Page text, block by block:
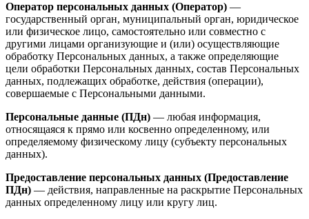
Оператор персональных данных (Оператор) —
государственный орган, муниципальный орган, юридическое
или физическое лицо, самостоятельно или совместно с
другими лицами организующие и (или) осуществляющие
обработку Персональных данных, а также определяющие
цели обработки Персональных данных, состав Персональных
данных, подлежащих обработке, действия (операции),
совершаемые с Персональными данными.
Персональные данные (ПДн) — любая информация,
относящаяся к прямо или косвенно определенному, или
определяемому физическому лицу (субъекту персональных
данных).
Предоставление персональных данных (Предоставление
ПДн) — действия, направленные на раскрытие Персональных
данных определенному лицу или кругу лиц.